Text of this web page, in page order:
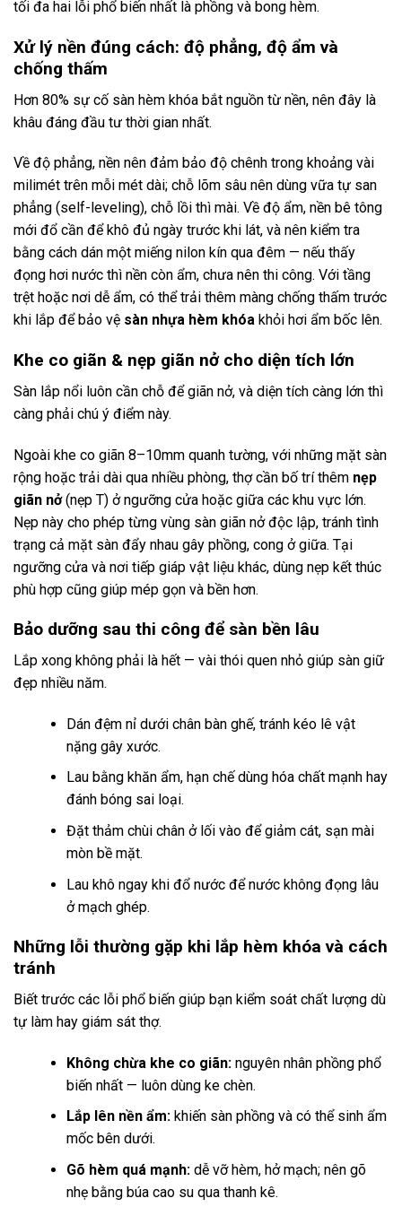
tối đa hai lỗi phổ biến nhất là phồng và bong hèm.
Xử lý nền đúng cách: độ phẳng, độ ẩm và
chống thấm
Hơn 80% sự cố sàn hèm khóa bắt nguồn từ nền, nên đây là
khâu đáng đầu tư thời gian nhất.
Về độ phẳng, nền nên đảm bảo độ chênh trong khoảng vài
milimét trên mỗi mét dài; chỗ lõm sâu nên dùng vữa tự san
phẳng (self-leveling), chỗ lồi thì mài. Về độ ẩm, nền bê tông
mới đổ cần để khô đủ ngày trước khi lát, và nên kiểm tra
bằng cách dán một miếng nilon kín qua đêm — nếu thấy
đọng hơi nước thì nền còn ẩm, chưa nên thi công. Với tầng
trệt hoặc nơi dễ ẩm, có thể trải thêm màng chống thấm trước
khi lắp để bảo vệ sàn nhựa hèm khóa khỏi hơi ẩm bốc lên.
Khe co giãn & nẹp giãn nở cho diện tích lớn
Sàn lắp nổi luôn cần chỗ để giãn nở, và diện tích càng lớn thì
càng phải chú ý điểm này.
Ngoài khe co giãn 8–10mm quanh tường, với những mặt sàn
rộng hoặc trải dài qua nhiều phòng, thợ cần bố trí thêm nẹp
giãn nở(nẹp T) ở ngưỡng cửa hoặc giữa các khu vực lớn.
Nẹp này cho phép từng vùng sàn giãn nở độc lập, tránh tình
trạng cả mặt sàn đẩy nhau gây phồng, cong ở giữa. Tại
ngưỡng cửa và nơi tiếp giáp vật liệu khác, dùng nẹp kết thúc
phù hợp cũng giúp mép gọn và bền hơn.
Bảo dưỡng sau thi công để sàn bền lâu
Lắp xong không phải là hết — vài thói quen nhỏ giúp sàn giữ
đẹp nhiều năm.
Dán đệm nỉ dưới chân bàn ghế, tránh kéo lê vật
nặng gây xước.
Lau bằng khăn ẩm, hạn chế dùng hóa chất mạnh hay
đánh bóng sai loại.
Đặt thảm chùi chân ở lối vào để giảm cát, sạn mài
mòn bề mặt.
Lau khô ngay khi đổ nước để nước không đọng lâu
ở mạch ghép.
Những lỗi thường gặp khi lắp hèm khóa và cách
tránh
Biết trước các lỗi phổ biến giúp bạn kiểm soát chất lượng dù
tự làm hay giám sát thợ.
Không chừa khe co giãn:nguyên nhân phồng phổ
biến nhất — luôn dùng ke chèn.
Lắp lên nền ẩm:khiến sàn phồng và có thể sinh ẩm
mốc bên dưới.
Gõ hèm quá mạnh:dễ vỡ hèm, hở mạch; nên gõ
nhẹ bằng búa cao su qua thanh kê.